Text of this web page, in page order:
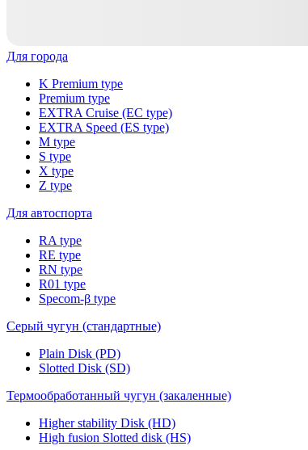
Для города
K Premium type
Premium type
EXTRA Cruise (EC type)
EXTRA Speed (ES type)
M type
S type
X type
Z type
Для автоспорта
RA type
RE type
RN type
R01 type
Specom-β type
Серый чугун (стандартные)
Plain Disk (PD)
Slotted Disk (SD)
Термообработанный чугун (закаленные)
Higher stability Disk (HD)
High fusion Slotted disk (HS)